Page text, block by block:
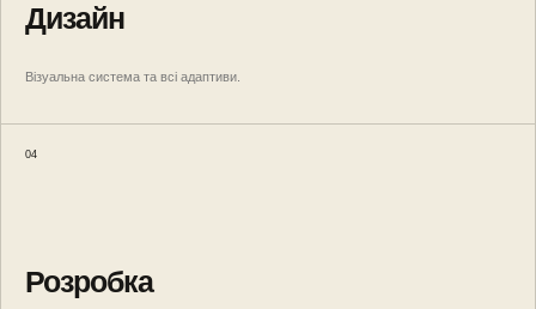
Дизайн
Візуальна система та всі адаптиви.
04
Розробка